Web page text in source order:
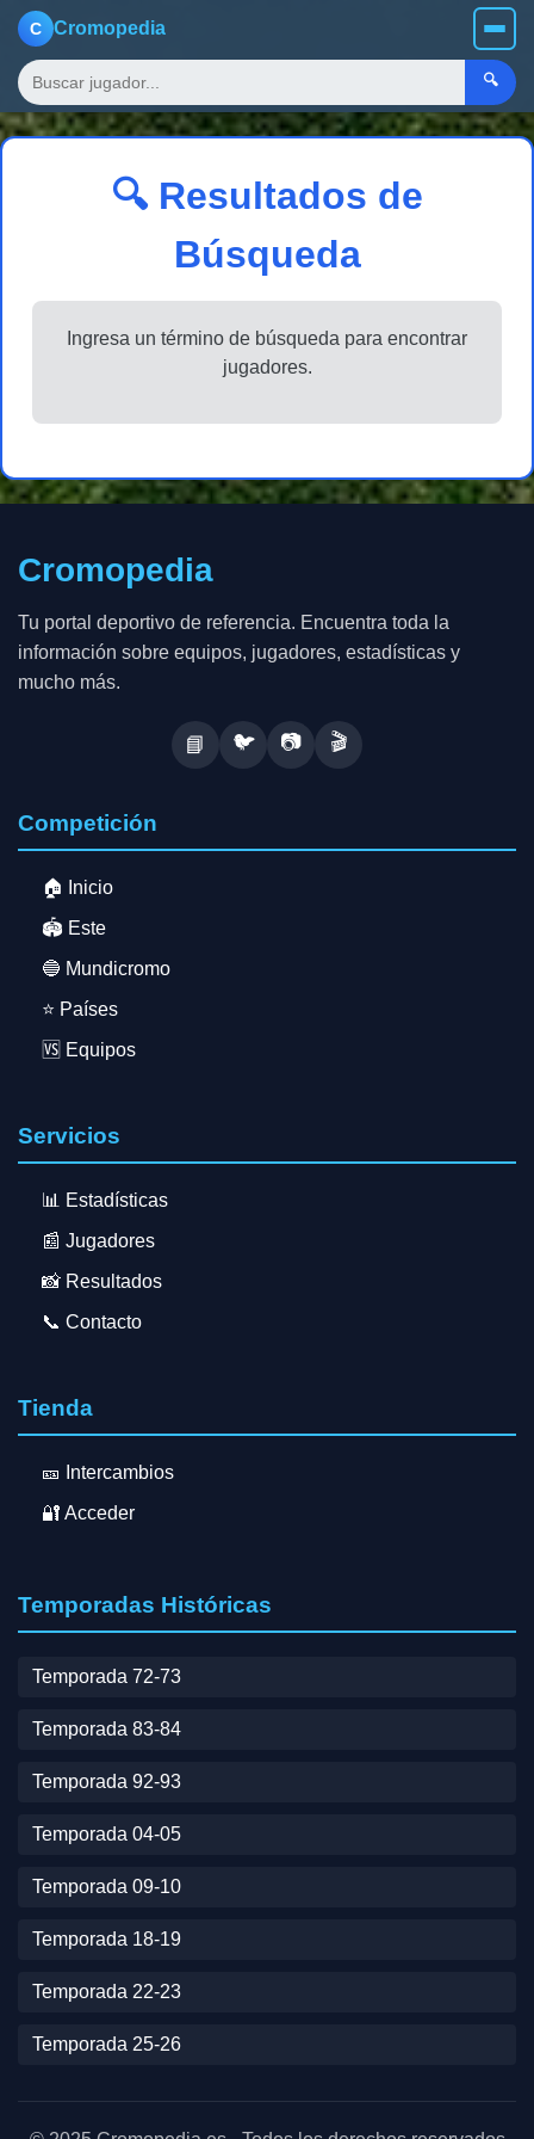
C Cromopedia
🔍
🔍 Resultados de
Búsqueda
Ingresa un término de búsqueda para encontrar
jugadores.
Cromopedia
Tu portal deportivo de referencia. Encuentra toda la
información sobre equipos, jugadores, estadísticas y
mucho más.
📘 🐦 📷 🎬
Competición
🏠 Inicio
🏟️ Este
🔵 Mundicromo
⭐ Países
🆚 Equipos
Servicios
📊 Estadísticas
📰 Jugadores
📸 Resultados
📞 Contacto
Tienda
🎫 Intercambios
🔐 Acceder
Temporadas Históricas
Temporada 72-73
Temporada 83-84
Temporada 92-93
Temporada 04-05
Temporada 09-10
Temporada 18-19
Temporada 22-23
Temporada 25-26